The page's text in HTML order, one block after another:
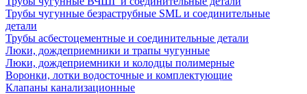
Трубы чугунные безраструбные SML и соединительные
детали
Трубы асбестоцементные и соединительные детали
Люки, дождеприемники и трапы чугунные
Люки, дождеприемники и колодцы полимерные
Воронки, лотки водосточные и комплектующие
Клапаны канализационные